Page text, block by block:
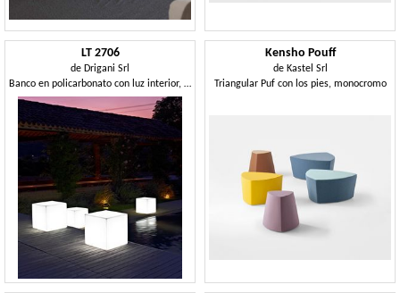
LT 2706
de Drigani Srl
Banco en policarbonato con luz interior, para piscinas
Kensho Pouff
de Kastel Srl
Triangular Puf con los pies, monocromo